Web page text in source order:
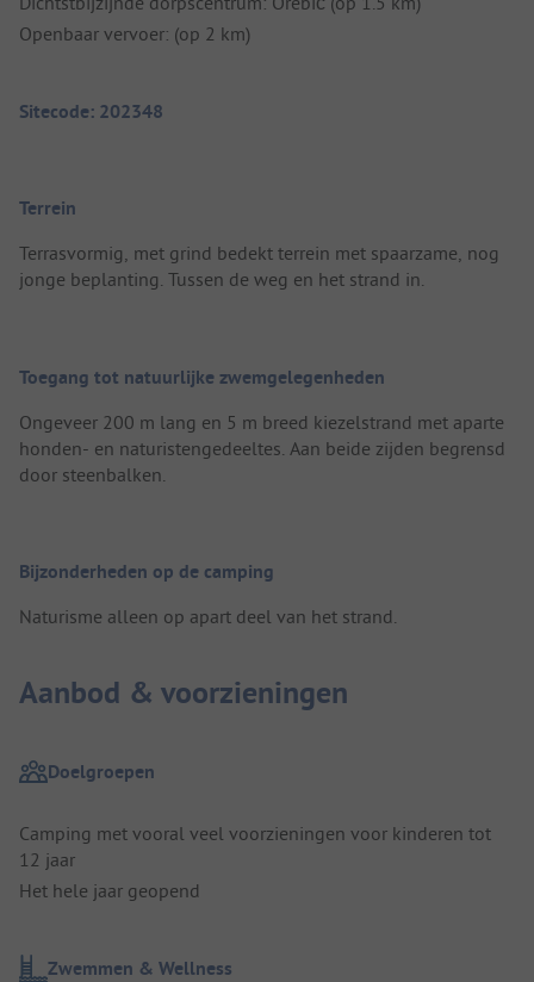
Openbaar vervoer: (op 2 km)
Sitecode: 202348
Terrein
Terrasvormig, met grind bedekt terrein met spaarzame, nog
jonge beplanting. Tussen de weg en het strand in.
Toegang tot natuurlijke zwemgelegenheden
Ongeveer 200 m lang en 5 m breed kiezelstrand met aparte
honden- en naturistengedeeltes. Aan beide zijden begrensd
door steenbalken.
Bijzonderheden op de camping
Naturisme alleen op apart deel van het strand.
Aanbod & voorzieningen
Doelgroepen
Camping met vooral veel voorzieningen voor kinderen tot
12 jaar
Het hele jaar geopend
Zwemmen & Wellness